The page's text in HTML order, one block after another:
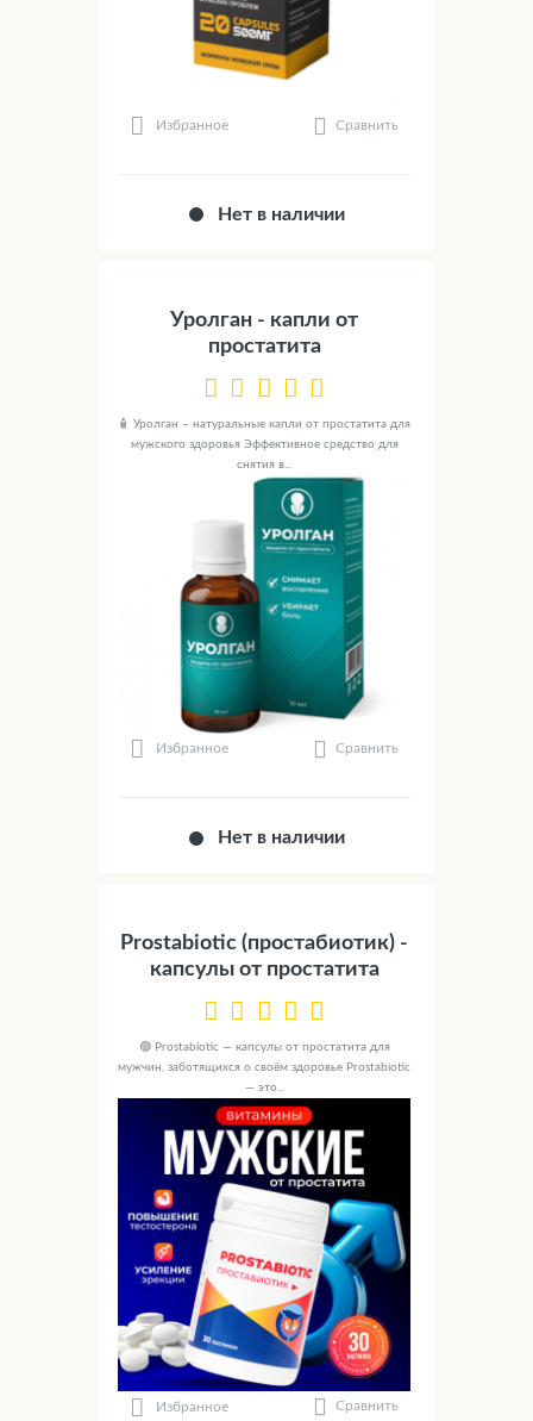
Избранное Сравнить
Нет в наличии
Уролган - капли от
простатита
🧴 Уролган – натуральные капли от простатита для
мужского здоровья Эффективное средство для
снятия в...
Избранное Сравнить
Нет в наличии
Prostabiotic (простабиотик) -
капсулы от простатита
🟢 Prostabiotic — капсулы от простатита для
мужчин, заботящихся о своём здоровье Prostabiotic
— это...
Избранное Сравнить